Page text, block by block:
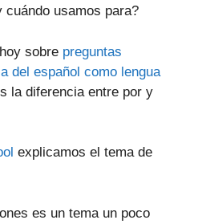
cuándo usamos para?
sobre preguntas
del español como lengua
la diferencia entre por y
explicamos el tema de
es un tema un poco